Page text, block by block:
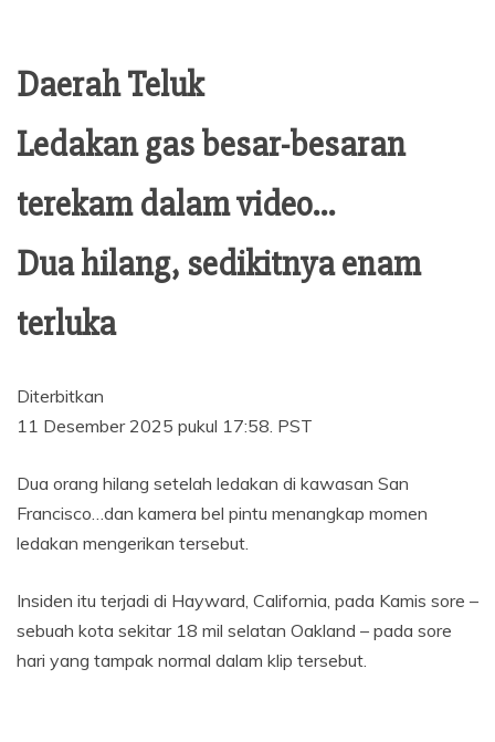
Daerah Teluk
Ledakan gas besar-besaran
terekam dalam video…
Dua hilang, sedikitnya enam
terluka
Diterbitkan
11 Desember 2025 pukul 17:58. PST
Dua orang hilang setelah ledakan di kawasan San
Francisco…dan kamera bel pintu menangkap momen
ledakan mengerikan tersebut.
Insiden itu terjadi di Hayward, California, pada Kamis sore –
sebuah kota sekitar 18 mil selatan Oakland – pada sore
hari yang tampak normal dalam klip tersebut.